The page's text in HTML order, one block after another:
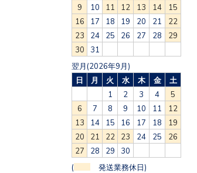
9
10 11 12 13 14
15
16
17 18 19 20 21
22
23
24 25 26 27 28
29
30
31
翌月(2026年9月)
日
月 火 水 木 金
土
1
2 3 4
5
6
7 8 9 10 11
12
13
14 15 16 17 18
19
20
21 22 23 24 25
26
27
28 29 30
( 発送業務休日)